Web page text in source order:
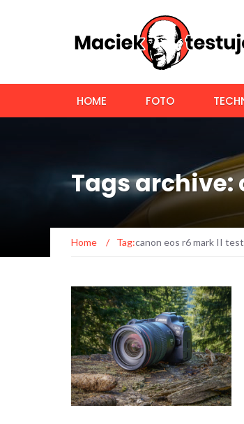
HOME FOTO
Tags archive:
Home / Tag:canon eos r6 mark II test